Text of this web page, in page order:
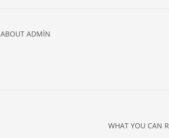
ABOUT ADMIN
WHAT YOU CAN